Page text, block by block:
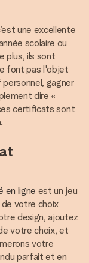
une excellente
scolaire ou
plus, ils sont
font pas l'objet
gagner
dire «
certificats sont
en ligne est un jeu
votre choix
design, ajoutez
votre choix, et
votre
parfait et en